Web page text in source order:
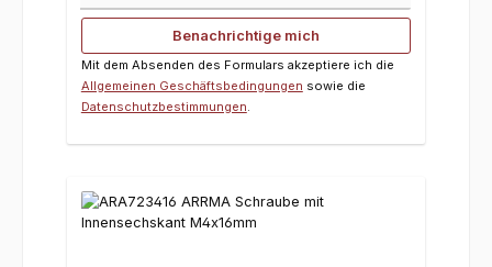
Benachrichtige mich
Mit dem Absenden des Formulars akzeptiere ich die
Allgemeinen Geschäftsbedingungen sowie die
Datenschutzbestimmungen.